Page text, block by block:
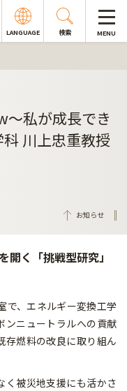
LANGUAGE 検索 MENU
～私が成長でき
川上忠重教授
お知らせ
開く「挑戦型研究」
で、エネルギー変換工学
ンニュートラルへの貢献
存燃料の改良に取り組ん
く被災地支援にも活かさ